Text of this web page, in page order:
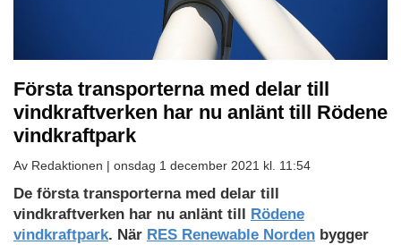
Första transporterna med delar till
vindkraftverken har nu anlänt till Rödene
vindkraftpark
Av Redaktionen | onsdag 1 december 2021 kl. 11:54
De första transporterna med delar till
vindkraftverken har nu anlänt till Rödene
vindkraftpark. När RES Renewable Norden bygger